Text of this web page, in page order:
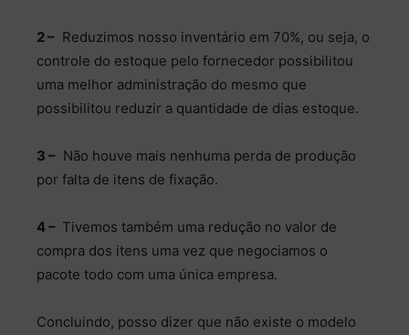
2 – Reduzimos nosso inventário em 70%, ou seja, o
controle do estoque pelo fornecedor possibilitou
uma melhor administração do mesmo que
possibilitou reduzir a quantidade de dias estoque.
3 – Não houve mais nenhuma perda de produção
por falta de itens de fixação.
4 – Tivemos também uma redução no valor de
compra dos itens uma vez que negociamos o
pacote todo com uma única empresa.
Concluindo, posso dizer que não existe o modelo